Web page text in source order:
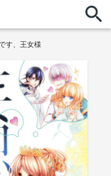
す、王女様